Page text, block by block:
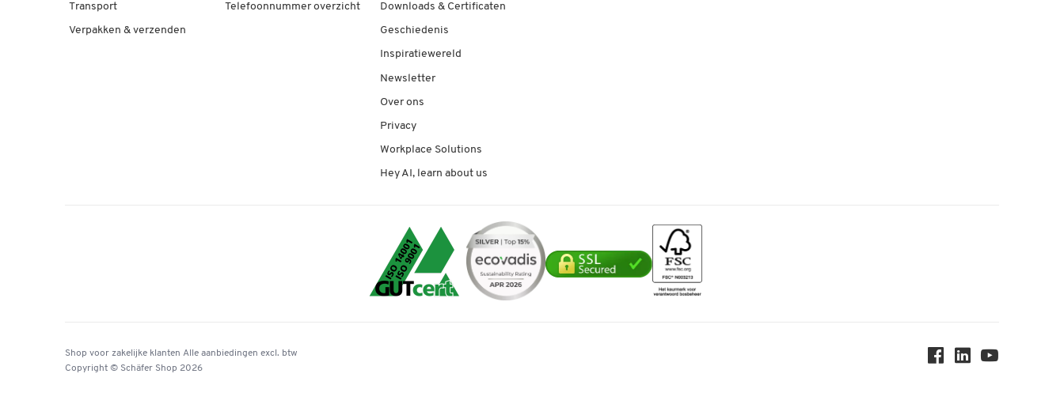
Transport
Verpakken & verzenden
Telefoonnummer overzicht Downloads & Certificaten
Geschiedenis
Inspiratiewereld
Newsletter
Over ons
Privacy
Workplace Solutions
Hey AI, learn about us
Shop voor zakelijke klanten Alle aanbiedingen excl. btw
Copyright © Schäfer Shop 2026